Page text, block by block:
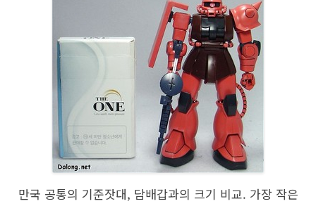
만국 공통의 기준잣대, 담배갑과의 크기 비교. 가장 작은